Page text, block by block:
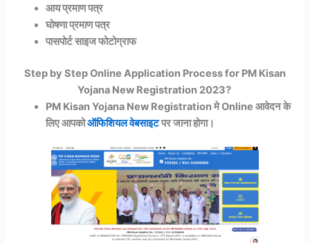
आय प्रमाण पत्र
घोषणा प्रमाण पत्र
पासपोर्ट साइज फोटोग्राफ
Step by Step Online Application Process for PM Kisan
Yojana New Registration 2023?
PM Kisan Yojana New Registration मे Online आवेदन के
लिए आपकोऑफिशियल वेबसाइटपर जाना होगा।